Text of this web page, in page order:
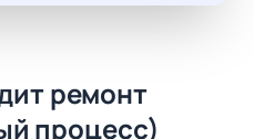
ремонт
процесс)